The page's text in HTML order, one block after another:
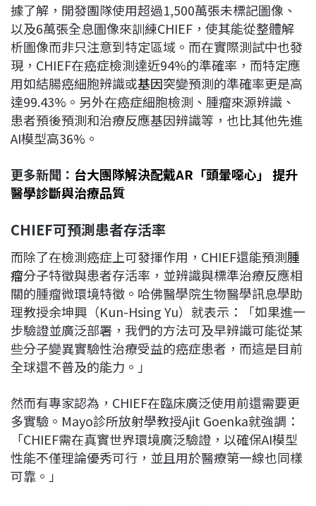
據了解，開發團隊使用超過1,500萬張未標記圖像、
以及6萬張全息圖像來訓練CHIEF，使其能從整體解
析圖像而非只注意到特定區域。而在實際測試中也發
現，CHIEF在癌症檢測達近94%的準確率，而特定應
用如結腸癌細胞辨識或基因突變預測的準確率更是高
達99.43%。另外在癌症細胞檢測、腫瘤來源辨識、
患者預後預測和治療反應基因辨識等，也比其他先進
AI模型高36%。
更多新聞： 台大團隊解決配戴AR「頭暈噁心」 提升
醫學診斷與治療品質
CHIEF可預測患者存活率
而除了在檢測癌症上可發揮作用，CHIEF還能預測腫
瘤分子特徵與患者存活率，並辨識與標準治療反應相
關的腫瘤微環境特徵。哈佛醫學院生物醫學訊息學助
理教授余坤興（Kun-Hsing Yu）就表示：「如果進一
步驗證並廣泛部署，我們的方法可及早辨識可能從某
些分子變異實驗性治療受益的癌症患者，而這是目前
全球還不普及的能力。」
然而有專家認為，CHIEF在臨床廣泛使用前還需要更
多實驗。Mayo診所放射學教授Ajit Goenka就強調：
「CHIEF需在真實世界環境廣泛驗證，以確保AI模型
性能不僅理論優秀可行，並且用於醫療第一線也同樣
可靠。」